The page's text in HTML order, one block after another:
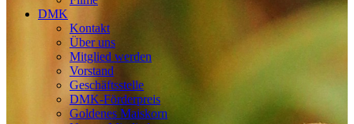
DMK
Kontakt
Über uns
Mitglied werden
Vorstand
Geschäftsstelle
DMK-Förderpreis
Goldenes Maiskorn